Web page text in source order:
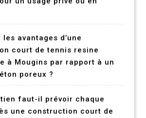
les avantages d’une
court de tennis resine
à Mougins par rapport à un
poreux ?
faut-il prévoir chaque
une construction court de